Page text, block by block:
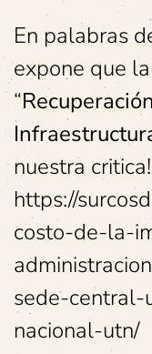
En palabras
expone que
“
nuestra
https://
costo-de-la-
sede-central-
nacional-utn/